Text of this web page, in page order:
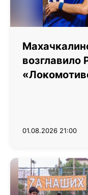
возглавило
01.08.2026 21:00